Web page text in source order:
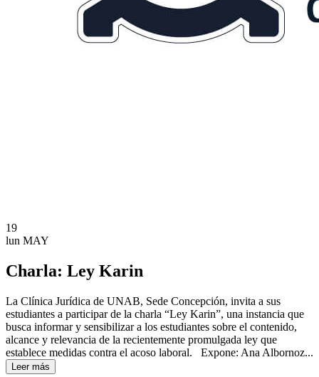
19
lun MAY
Charla: Ley Karin
La Clínica Jurídica de UNAB, Sede Concepción, invita a sus
estudiantes a participar de la charla “Ley Karin”, una instancia que
busca informar y sensibilizar a los estudiantes sobre el contenido,
alcance y relevancia de la recientemente promulgada ley que
establece medidas contra el acoso laboral. Expone: Ana Albornoz...
Leer más